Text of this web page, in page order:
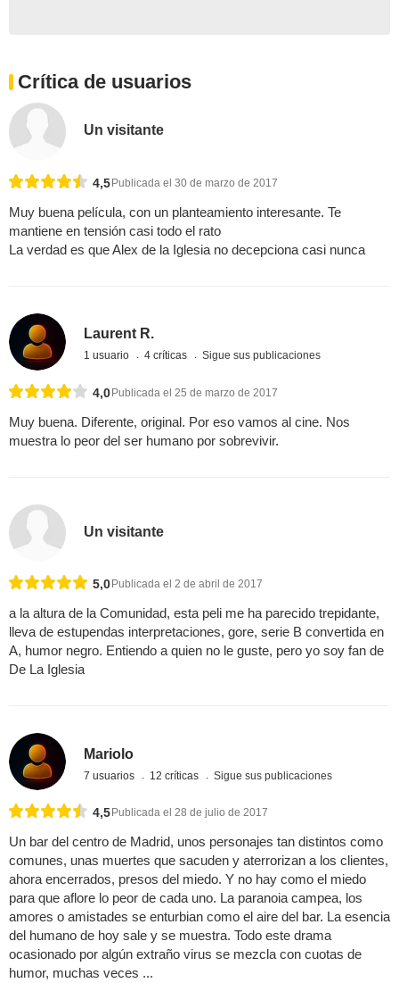
Crítica de usuarios
Un visitante
4,5Publicada el 30 de marzo de 2017
Muy buena película, con un planteamiento interesante. Te
mantiene en tensión casi todo el rato
La verdad es que Alex de la Iglesia no decepciona casi nunca
Laurent R.
1 usuario 4 críticas Sigue sus publicaciones
4,0 Publicada el 25 de marzo de 2017
Muy buena. Diferente, original. Por eso vamos al cine. Nos
muestra lo peor del ser humano por sobrevivir.
Un visitante
5,0 Publicada el 2 de abril de 2017
a la altura de la Comunidad, esta peli me ha parecido trepidante,
lleva de estupendas interpretaciones, gore, serie B convertida en
A, humor negro. Entiendo a quien no le guste, pero yo soy fan de
De La Iglesia
Mariolo
7 usuarios 12 críticas Sigue sus publicaciones
4,5 Publicada el 28 de julio de 2017
Un bar del centro de Madrid, unos personajes tan distintos como
comunes, unas muertes que sacuden y aterrorizan a los clientes,
ahora encerrados, presos del miedo. Y no hay como el miedo
para que aflore lo peor de cada uno. La paranoia campea, los
amores o amistades se enturbian como el aire del bar. La esencia
del humano de hoy sale y se muestra. Todo este drama
ocasionado por algún extraño virus se mezcla con cuotas de
humor, muchas veces ...